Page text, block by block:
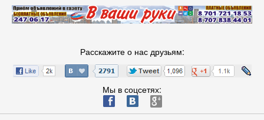
Расскажите о нас друзьям:
Мы в соцсетях:
ä æ è